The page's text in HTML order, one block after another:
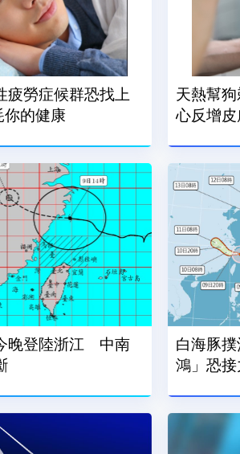
疲勞症候群恐找上
你的健康
天熱幫
心反增
晚登陸浙江 中南
白海豚
鴻」恐